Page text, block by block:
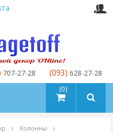
товаров (0)
707-27-28 (093) 628-27-28
Колонны